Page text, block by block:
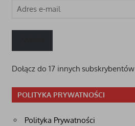
Adres
mail
Dołącz do 17 innych subskrybentów
POLITYKA PRYWATNOŚCI
Polityka Prywatności